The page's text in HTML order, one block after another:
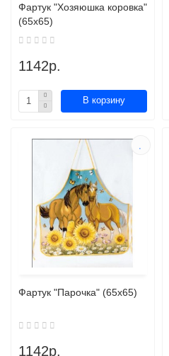
Фартук "Хозяюшка коровка"
(65х65)
1142р.
В корзину
Фартук "Парочка" (65х65)
1142р.